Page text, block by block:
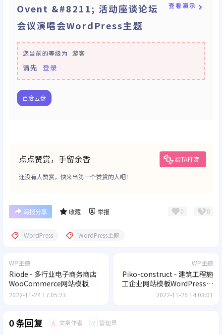
Ovent &#8211; 活动座谈论坛
会议演唱会WordPress主题
查看演示
您当前的等级为 游客
请先 登录
百度云盘
点点赞赏，手留余香 给TA打赏
还没有人赞赏，快来当第一个赞赏的人吧！
海报分享 收藏 举报 0 0
WordPress WordPress主题
WP主题
Riode - 多行业电子商务商店
WooCommerce网站模板
2022-11-24 17:05:23
WP主题
Piko-construct - 建筑工程施
工企业网站模板WordPress主
题
2022-11-25 14:08:01
0 条回复 A 文章作者 M 管理员